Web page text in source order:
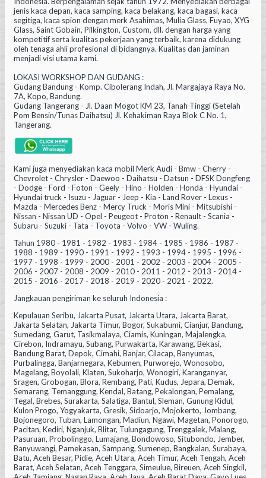
jenis kaca depan, kaca samping, kaca belakang, kaca bagasi, kaca
segitiga, kaca spion dengan merk Asahimas, Mulia Glass, Fuyao, XYG
Glass, Saint Gobain, Pilkington, Custom, dll. dengan harga yang
kompetitif serta kualitas pekerjaan yang terbaik, karena didukung
oleh tenaga ahli profesional di bidangnya. Kualitas dan jaminan
menjadi visi utama kami.
LOKASI WORKSHOP DAN GUDANG :
Gudang Bandung - Komp. Cibolerang Indah, Jl. Margajaya Raya No.
7A, Kopo, Bandung.
Gudang Tangerang - Jl. Daan Mogot KM 23, Tanah Tinggi (Setelah
Pom Bensin/Tunas Daihatsu) Jl. Kehakiman Raya Blok C No. 1,
Tangerang.
Kami juga menyediakan kaca mobil Merk Audi - Bmw - Cherry -
Chevrolet - Chrysler - Daewoo - Daihatsu - Datsun - DFSK Dongfeng
- Dodge - Ford - Foton - Geely - Hino - Holden - Honda - Hyundai -
Hyundai truck - Isuzu - Jaguar - Jeep - Kia - Land Rover - Lexus -
Mazda - Mercedes Benz - Mercy Truck - Moris Mini - Mitsubishi -
Nissan - Nissan UD - Opel - Peugeot - Proton - Renault - Scania -
Subaru - Suzuki - Tata - Toyota - Volvo - VW - Wuling.
Tahun 1980 - 1981 - 1982 - 1983 - 1984 - 1985 - 1986 - 1987 -
1988 - 1989 - 1990 - 1991 - 1992 - 1993 - 1994 - 1995 - 1996 -
1997 - 1998 - 1999 - 2000 - 2001 - 2002 - 2003 - 2004 - 2005 -
2006 - 2007 - 2008 - 2009 - 2010 - 2011 - 2012 - 2013 - 2014 -
2015 - 2016 - 2017 - 2018 - 2019 - 2020 - 2021 - 2022.
Jangkauan pengiriman ke seluruh Indonesia :
Kepulauan Seribu, Jakarta Pusat, Jakarta Utara, Jakarta Barat,
Jakarta Selatan, Jakarta Timur, Bogor, Sukabumi, Cianjur, Bandung,
Sumedang, Garut, Tasikmalaya, Ciamis, Kuningan, Majalengka,
Cirebon, Indramayu, Subang, Purwakarta, Karawang, Bekasi,
Bandung Barat, Depok, Cimahi, Banjar, Cilacap, Banyumas,
Purbalingga, Banjarnegara, Kebumen, Purworejo, Wonosobo,
Magelang, Boyolali, Klaten, Sukoharjo, Wonogiri, Karanganyar,
Sragen, Grobogan, Blora, Rembang, Pati, Kudus, Jepara, Demak,
Semarang, Temanggung, Kendal, Batang, Pekalongan, Pemalang,
Tegal, Brebes, Surakarta, Salatiga, Bantul, Sleman, Gunung Kidul,
Kulon Progo, Yogyakarta, Gresik, Sidoarjo, Mojokerto, Jombang,
Bojonegoro, Tuban, Lamongan, Madiun, Ngawi, Magetan, Ponorogo,
Pacitan, Kediri, Nganjuk, Blitar, Tulungagung, Trenggalek, Malang,
Pasuruan, Probolinggo, Lumajang, Bondowoso, Situbondo, Jember,
Banyuwangi, Pamekasan, Sampang, Sumenep, Bangkalan, Surabaya,
Batu, Aceh Besar, Pidie, Aceh Utara, Aceh Timur, Aceh Tengah, Aceh
Barat, Aceh Selatan, Aceh Tenggara, Simeulue, Bireuen, Aceh Singkil,